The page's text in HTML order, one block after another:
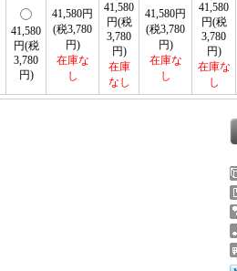
41,580
円(税
3,780
円)
41,580円
(税3,780
円)
在庫な
し
41,580
円(税
3,780
円)
在庫
なし
41,580円
(税3,780
円)
在庫な
し
41,580
円(税
3,780
円)
在庫な
し